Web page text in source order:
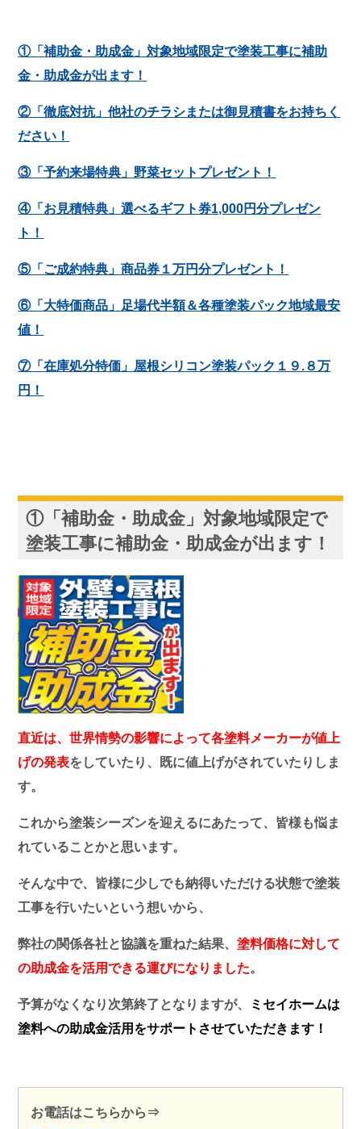
①「補助金・助成金」対象地域限定で塗装工事に補助
金・助成金が出ます！
②「徹底対抗」他社のチラシまたは御見積書をお持ちく
ださい！
③「予約来場特典」野菜セットプレゼント！
④「お見積特典」選べるギフト券1,000円分プレゼン
ト！
⑤「ご成約特典」商品券１万円分プレゼント！
⑥「大特価商品」足場代半額＆各種塗装パック地域最安
値！
⑦「在庫処分特価」屋根シリコン塗装パック１９.８万
円！
①「補助金・助成金」対象地域限定で
塗装工事に補助金・助成金が出ます！
直近は、世界情勢の影響によって各塗料メーカーが値上
げの発表をしていたり、既に値上げがされていたりしま
す。
これから塗装シーズンを迎えるにあたって、皆様も悩ま
れていることかと思います。
そんな中で、皆様に少しでも納得いただける状態で塗装
工事を行いたいという想いから、
弊社の関係各社と協議を重ねた結果、塗料価格に対して
の助成金を活用できる運びになりました。
予算がなくなり次第終了となりますが、
ミセイホームは
塗料への助成金活用をサポートさせていただきます！
お電話はこちらから⇒